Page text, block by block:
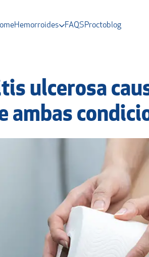
Hemorroides FAQSProctoblog
ulcerosa
ambas